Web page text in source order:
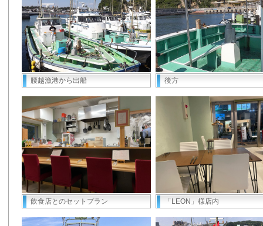
腰越漁港から出船 後方
飲食店とのセットプラン 「LEON」様店内